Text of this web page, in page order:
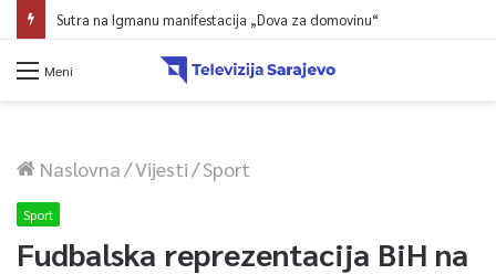
Sutra na Igmanu manifestacija „Dova za domovinu“
Meni
Naslovna/Vijesti/Sport
Sport
Fudbalska reprezentacija BiH na